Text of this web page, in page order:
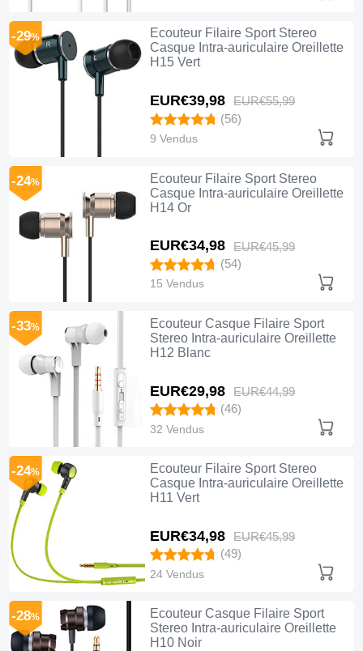
Ecouteur Filaire Sport Stereo
Casque Intra-auriculaire Oreillette
H15 Vert
EUR€39,98 EUR€55,99
-29%
(56)
9 Vendus
Ecouteur Filaire Sport Stereo
Casque Intra-auriculaire Oreillette
H14 Or
EUR€34,98 EUR€45,99
-24%
(54)
15 Vendus
Ecouteur Casque Filaire Sport
Stereo Intra-auriculaire Oreillette
H12 Blanc
EUR€29,98 EUR€44,99
-33%
(46)
32 Vendus
Ecouteur Filaire Sport Stereo
Casque Intra-auriculaire Oreillette
H11 Vert
EUR€34,98 EUR€45,99
-24%
(49)
24 Vendus
Ecouteur Casque Filaire Sport
Stereo Intra-auriculaire Oreillette
H10 Noir
-28%